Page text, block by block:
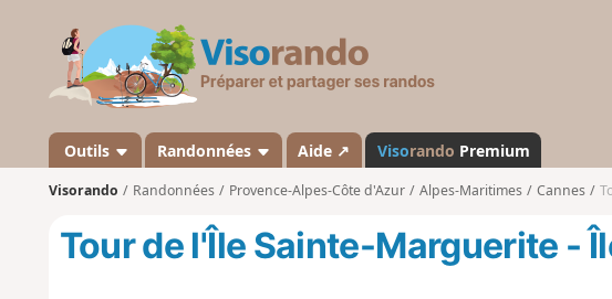
s
a
n
d
Outils Randonnées Aide ↗ Visorando Premium
Visorando Randonnées Provence-Alpes-Côte d'Azur Alpes-Maritimes Cannes
Tour de l'Île Sainte-Marguerite -